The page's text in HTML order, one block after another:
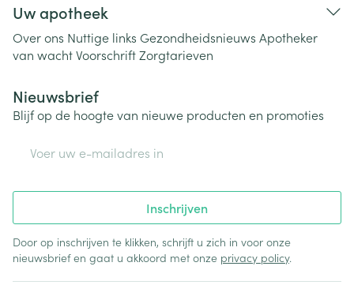
Uw apotheek
Over ons Nuttige links Gezondheidsnieuws Apotheker
van wachtVoorschriftZorgtarieven
Nieuwsbrief
Blijf op de hoogte van nieuwe producten en promoties
Inschrijven
Door op inschrijven te klikken, schrijft u zich in voor onze
nieuwsbrief en gaat u akkoord met onze privacy policy.